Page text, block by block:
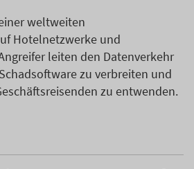
weltweiten
Hotelnetzwerke und
leiten den Datenverkehr
zu verbreiten und
zu entwenden.